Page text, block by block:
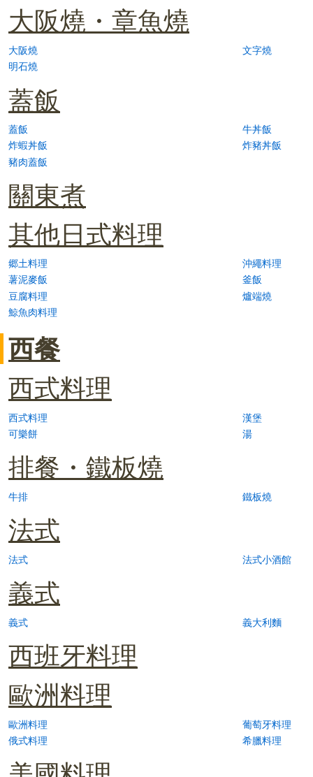
大阪燒・章魚燒
大阪燒
文字燒
明石燒
蓋飯
蓋飯
牛丼飯
炸蝦丼飯
炸豬丼飯
豬肉蓋飯
關東煮
其他日式料理
郷土料理
沖繩料理
薯泥麥飯
釜飯
豆腐料理
爐端燒
鯨魚肉料理
西餐
西式料理
西式料理
漢堡
可樂餅
湯
排餐・鐵板燒
牛排 鐵板燒
法式
法式 法式小酒館
義式
義式 義大利麵
西班牙料理
歐洲料理
歐洲料理
葡萄牙料理
俄式料理
希臘料理